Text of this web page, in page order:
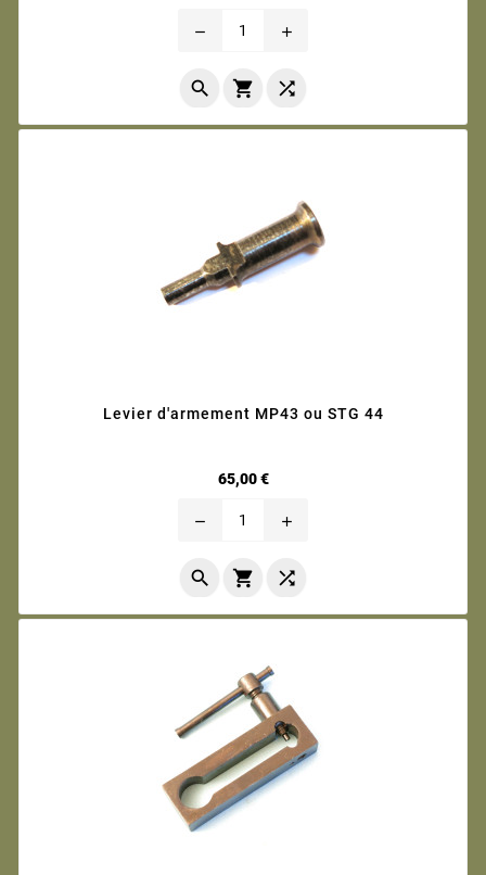
remove add
  
Levier d'armement MP43 ou STG 44
65,00 €Prix
remove add
  